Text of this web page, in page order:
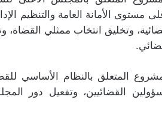
مستوى الأمانة العامة والتنظيم
وتخليق انتخاب ممثلي
المتعلق بالنظام الأساسي
القضائيين، وتفعيل دور